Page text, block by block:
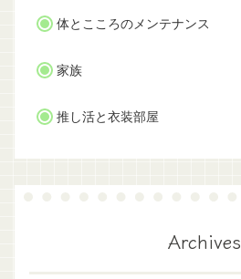
体とこころのメンテナンス
家族
推し活と衣装部屋
Archives